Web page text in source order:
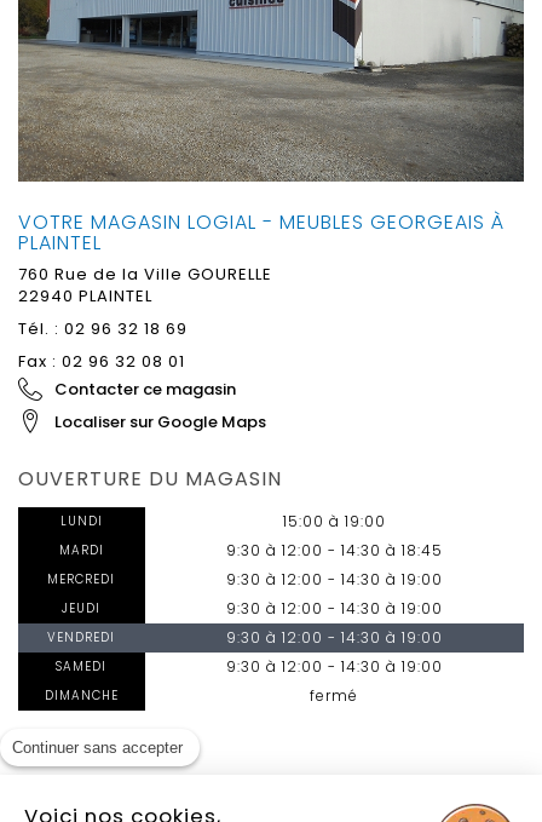
VOTRE MAGASIN LOGIAL - MEUBLES GEORGEAIS À
PLAINTEL
760 Rue de la Ville GOURELLE
22940 PLAINTEL
Tél. : 02 96 32 18 69
Fax : 02 96 32 08 01
Contacter ce magasin
Localiser sur Google Maps
OUVERTURE DU MAGASIN
LUNDI 15:00 à 19:00
MARDI 9:30 à 12:00 - 14:30 à 18:45
MERCREDI 9:30 à 12:00 - 14:30 à 19:00
JEUDI 9:30 à 12:00 - 14:30 à 19:00
VENDREDI 9:30 à 12:00 - 14:30 à 19:00
SAMEDI 9:30 à 12:00 - 14:30 à 19:00
DIMANCHE fermé
Continuer sans accepter
Voici nos cookies,